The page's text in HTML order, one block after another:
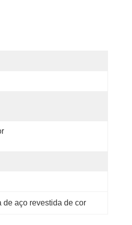
de aço revestida de cor